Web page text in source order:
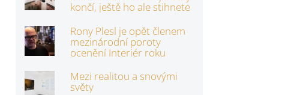
končí, ještě ho ale stihnete
Rony Plesl je opět členem
mezinárodní poroty
ocenění Interiér roku
Mezi realitou a snovými
světy